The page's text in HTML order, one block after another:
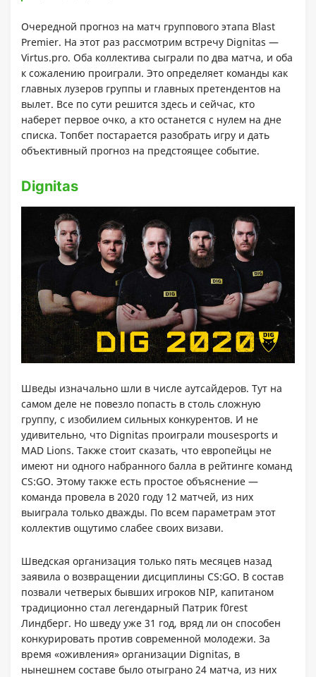
Очередной прогноз на матч группового этапа Blast
Premier. На этот раз рассмотрим встречу Dignitas —
Virtus.pro. Оба коллектива сыграли по два матча, и оба
к сожалению проиграли. Это определяет команды как
главных лузеров группы и главных претендентов на
вылет. Все по сути решится здесь и сейчас, кто
наберет первое очко, а кто останется с нулем на дне
списка. Топбет постарается разобрать игру и дать
объективный прогноз на предстоящее событие.
Dignitas
Шведы изначально шли в числе аутсайдеров. Тут на
самом деле не повезло попасть в столь сложную
группу, с изобилием сильных конкурентов. И не
удивительно, что Dignitas проиграли mousesports и
MAD Lions. Также стоит сказать, что европейцы не
имеют ни одного набранного балла в рейтинге команд
CS:GO. Этому также есть простое объяснение —
команда провела в 2020 году 12 матчей, из них
выиграла только дважды. По всем параметрам этот
коллектив ощутимо слабее своих визави.
Шведская организация только пять месяцев назад
заявила о возвращении дисциплины CS:GO. В состав
позвали четверых бывших игроков NIP, капитаном
традиционно стал легендарный Патрик f0rest
Линдберг. Но шведу уже 31 год, вряд ли он способен
конкурировать против современной молодежи. За
время «оживления» организации Dignitas, в
нынешнем составе было отыграно 24 матча, из них